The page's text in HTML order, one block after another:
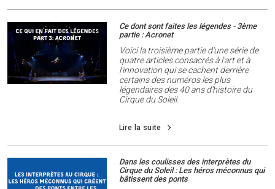
Ce dont sont faites les légendes - 3ème
partie : Acronet
Voici la troisième partie d'une série de
quatre articles consacrés à l'art et à
l'innovation qui se cachent derrière
certains des numéros les plus
légendaires des 40 ans d'histoire du
Cirque du Soleil.
Lire la suite
Dans les coulisses des interprètes du
Cirque du Soleil : Les héros méconnus qui
bâtissent des ponts